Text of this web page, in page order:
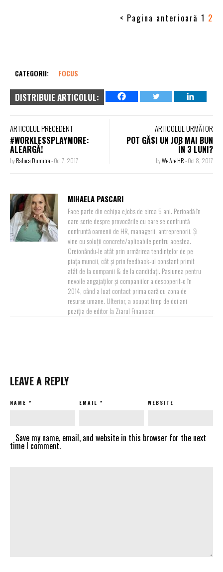
< Pagina anterioară 1 2
CATEGORII: FOCUS
DISTRIBUIE ARTICOLUL:
ARTICOLUL PRECEDENT
#WORKLESSPLAYMORE:
ALEARGĂ!
byRaluca Dumitra-Oct 7, 2017
ARTICOLUL URMĂTOR
POT GĂSI UN JOB MAI BUN
ÎN 3 LUNI?
byWe Are HR-Oct 8, 2017
MIHAELA PASCARI
Face parte din echipa eJobs de circa 5 ani. Perioadă în
care scrie despre provocările cu care se confruntă
confruntă oamenii de HR, managerii, antreprenorii. Și
vine cu soluții concrete/aplicabile pentru acestea.
Creionându-le atât prin urmărirea tendințelor de pe
piața muncii, cât și prin feedback-ul constant primit
atât de la companii & de la candidați. Pasiunea pentru
nevoile angajaților și companiilor a descoperit-o în
2014, când a luat contact prima oară cu zona de
resurse umane. Ulterior, a ocupat timp de doi ani
poziția de editor la Ziarul Financiar.
LEAVE A REPLY
NAME * EMAIL * WEBSITE
Save my name, email, and website in this browser for the next
time I comment.